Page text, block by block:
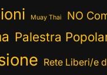
Muay Thai NO
Palestra
Rete Liberi/e